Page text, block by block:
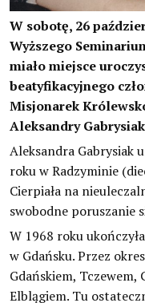
W sobotę, 26
Wyższego
miało miejsce
beatyfikacyjnego
Misjonarek
Aleksandry Gabrysiak
Aleksandra Gabrysiak
roku w Radzyminie
Cierpiała na
swobodne poruszanie
W 1968 roku
w Gdańsku. Przez
Gdańskiem, Tczewem,
Elblągiem. Tu